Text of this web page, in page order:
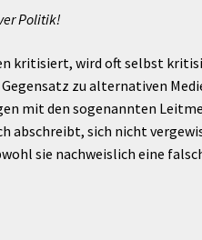
Politik!
kritisiert, wird oft selbst
zu alternativen
mit den sogenannten
abschreibt, sich nicht
sie nachweislich eine